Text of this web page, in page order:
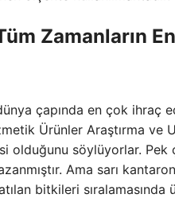
Zamanların
çapında en çok ihraç
Ürünler Araştırma ve
olduğunu söylüyorlar.
Ama sarı
bitkileri